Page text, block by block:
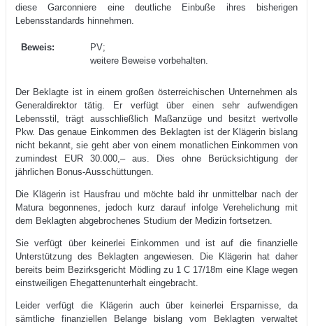
diese Garconniere eine deutliche Einbuße ihres bisherigen
Lebensstandards hinnehmen.
Beweis:
PV;
weitere Beweise vorbehalten.
Der Beklagte ist in einem großen österreichischen Unternehmen als
Generaldirektor tätig. Er verfügt über einen sehr aufwendigen
Lebensstil, trägt ausschließlich Maßanzüge und besitzt wertvolle
Pkw. Das genaue Einkommen des Beklagten ist der Klägerin bislang
nicht bekannt, sie geht aber von einem monatlichen Einkommen von
zumindest EUR 30.000,– aus. Dies ohne Berücksichtigung der
jährlichen Bonus-Ausschüttungen.
Die Klägerin ist Hausfrau und möchte bald ihr unmittelbar nach der
Matura begonnenes, jedoch kurz darauf infolge Verehelichung mit
dem Beklagten abgebrochenes Studium der Medizin fortsetzen.
Sie verfügt über keinerlei Einkommen und ist auf die finanzielle
Unterstützung des Beklagten angewiesen. Die Klägerin hat daher
bereits beim Bezirksgericht Mödling zu 1 C 17/18m eine Klage wegen
einstweiligen Ehegattenunterhalt eingebracht.
Leider verfügt die Klägerin auch über keinerlei Ersparnisse, da
sämtliche finanziellen Belange bislang vom Beklagten verwaltet